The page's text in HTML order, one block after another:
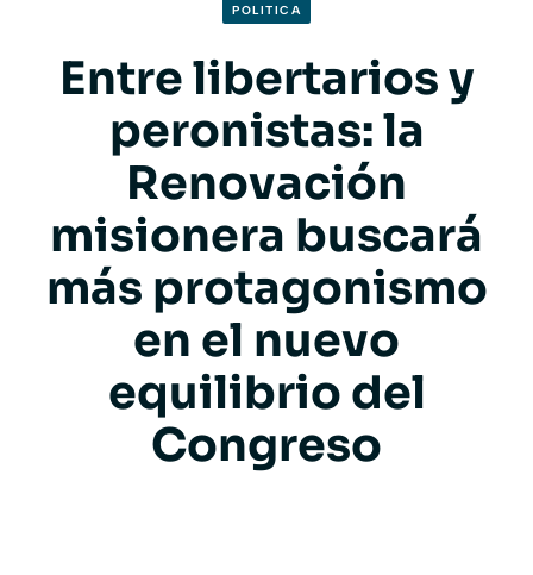
POLITICA
Entre libertarios y
peronistas: la
Renovación
misionera buscará
más protagonismo
en el nuevo
equilibrio del
Congreso